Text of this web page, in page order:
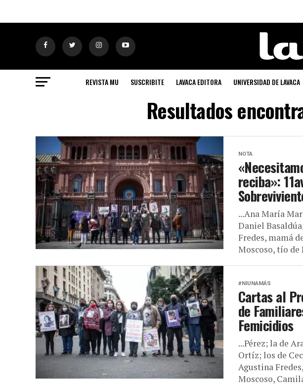
REVISTA MU SUSCRIBITE LAVACA EDITORA UNIVERSIDAD DE LAVACA
Resultados
NOTA
reciba»:
...Ana María
Daniel
Fredes, mamá
Moscoso, tío de
#NIUNAMÁS
Cartas al
de
Femicidios
...Pérez; la de
Ortíz; los de
Agustina
Moscoso,